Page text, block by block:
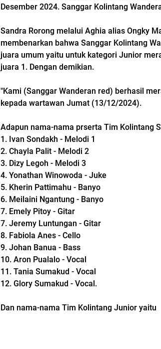
Desember 2024. Sanggar Kolintang
Sandra Rorong melalui Aghia alias Ongky
membenarkan bahwa Sanggar Kolintang
juara umum yaitu untuk kategori Junior
juara 1. Dengan demikian.
"Kami (Sanggar Wanderan red) berhasil
kepada wartawan Jumat (13/12/2024).
Adapun nama-nama prserta Tim Kolintang
1. Ivan Sondakh - Melodi 1
2. Chayla Palit - Melodi 2
3. Dizy Legoh - Melodi 3
4. Yonathan Winowoda - Juke
5. Kherin Pattimahu - Banyo
6. Meilaini Ngantung - Banyo
7. Emely Pitoy - Gitar
7. Jeremy Luntungan - Gitar
8. Fabiola Anes - Cello
9. Johan Banua - Bass
10. Aron Pualalo - Vocal
11. Tania Sumakud - Vocal
12. Glory Sumakud - Vocal.
Dan nama-nama Tim Kolintang Junior yaitu